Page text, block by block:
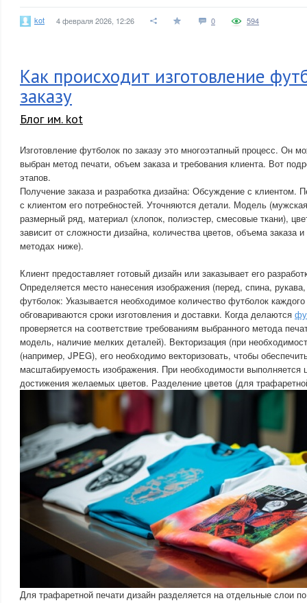
kot 4 февраля 2026, 12:26 0 594
Как происходит изготовление
заказу
Блог им. kot
Изготовление футболок по заказу это многоэтапный процесс. Он
выбран метод печати, объем заказа и требования клиента. Вот
этапов.
Получение заказа и разработка дизайна: Обсуждение с клиентом.
с клиентом его потребностей. Уточняются детали. Модель
размерный ряд, материал (хлопок, полиэстер, смесовые ткани),
зависит от сложности дизайна, количества цветов, объема заказа
методах ниже).
Клиент предоставляет готовый дизайн или заказывает его
Определяется место нанесения изображения (перед, спина,
футболок: Указывается необходимое количество футболок
обговариваются сроки изготовления и доставки. Когда делаются
проверяется на соответствие требованиям выбранного метода
модель, наличие мелких деталей). Векторизация (при
(например, JPEG), его необходимо векторизовать, чтобы
масштабируемость изображения. При необходимости выполняется
достижения желаемых цветов. Разделение цветов (для
Для трафаретной печати дизайн разделяется на отдельные слои